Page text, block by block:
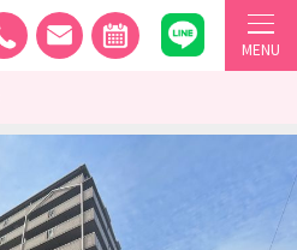
MENU